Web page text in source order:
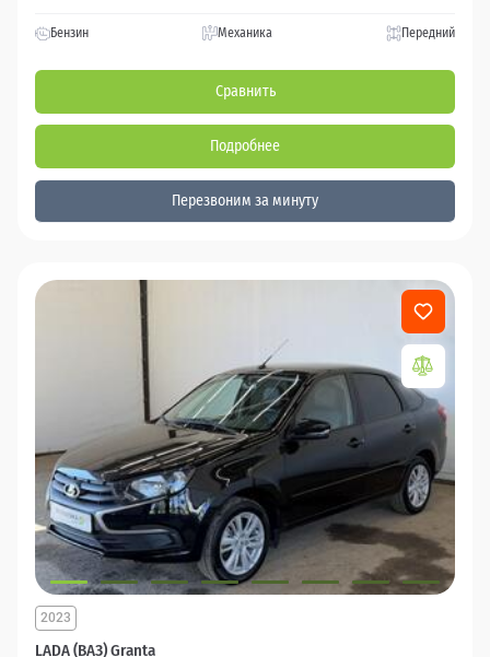
Бензин Механика Передний
Сравнить
Подробнее
Перезвоним за минуту
LADA (ВАЗ) Granta
2023